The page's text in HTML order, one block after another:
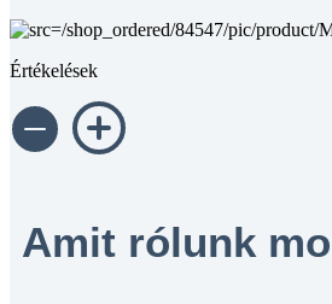
Értékelések
Amit rólunk